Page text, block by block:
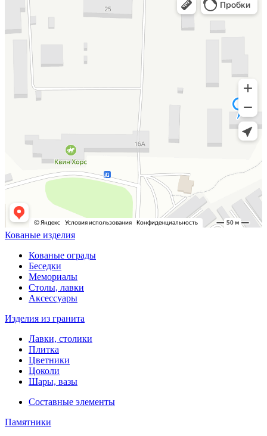
Кованые изделия
Кованые ограды
Беседки
Мемориалы
Столы, лавки
Аксессуары
Изделия из гранита
Лавки, столики
Плитка
Цветники
Цоколи
Шары, вазы
Составные элементы
Памятники